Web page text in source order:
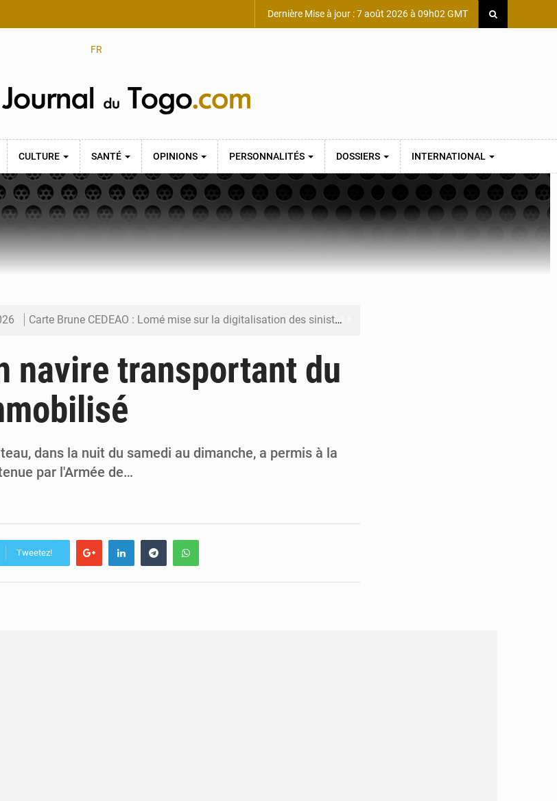
Dernière Mise à jour : 7 août 2026 à 09h02 GMT
FR
CULTURE SANTÉ OPINIONS PERSONNALITÉS DOSSIERS INTERNATIONAL
Carte Brune CEDEAO : Lomé mise sur la digitalisation des sinistres
Budget vert 2027 : Le ministère de l’Économie forme ses cadres à Lomé
Travail domestique non rémunéré : à Saly, l’Afrique veut en mesurer la valeur
navire transportant du
dans la nuit du samedi au dimanche, a permis à la
par l'Armée de…
Tweetez!